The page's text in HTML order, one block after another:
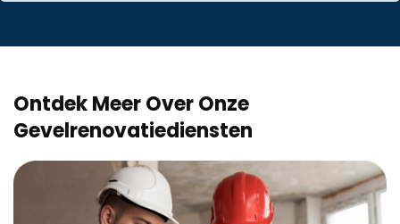
Ontdek Meer Over Onze
Gevelrenovatiediensten